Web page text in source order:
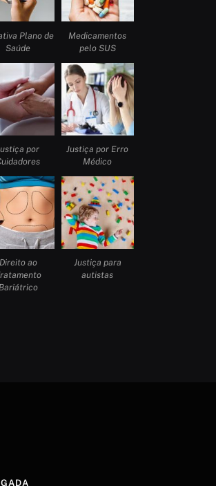
Plano de
Saúde
Medicamentos
pelo SUS
por
Justiça por Erro
Médico
Direito ao
Justiça para
autistas